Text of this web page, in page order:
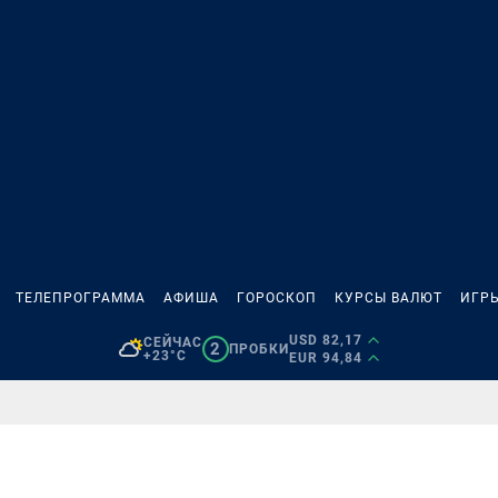
ТЕЛЕПРОГРАММА АФИША ГОРОСКОП КУРСЫ ВАЛЮТ
СЕЙЧАС
+23°C
2 ПРОБКИ
USD 82,17
EUR 94,84